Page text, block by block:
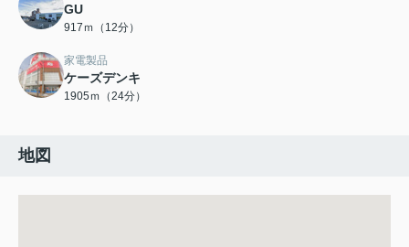
GU
917ｍ（12分）
家電製品
ケーズデンキ
1905ｍ（24分）
地図